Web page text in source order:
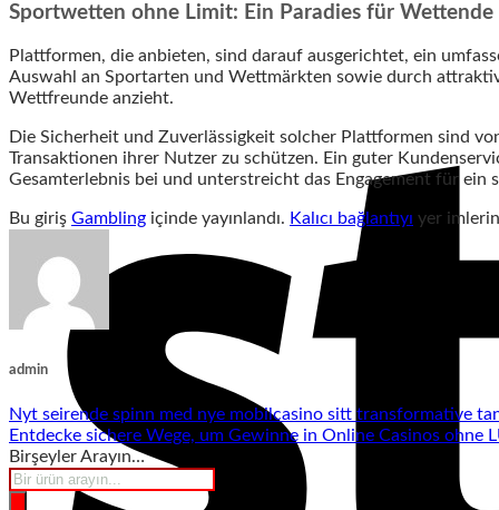
Sportwetten ohne Limit: Ein Paradies für Wettende
Plattformen, die anbieten, sind darauf ausgerichtet, ein
Auswahl an Sportarten und Wettmärkten sowie durch
Wettfreunde anzieht.
Die Sicherheit und Zuverlässigkeit solcher Plattformen sind
Transaktionen ihrer Nutzer zu schützen. Ein guter
Gesamterlebnis bei und unterstreicht das Engagement für ein
Bu giriş Gambling içinde yayınlandı. Kalıcı bağlantıyı yer
admin
Nyt seirende spinn med nye mobilcasino sitt transformative
Entdecke sichere Wege, um Gewinne in Online Casinos ohne
Birşeyler Arayın…
Products
search